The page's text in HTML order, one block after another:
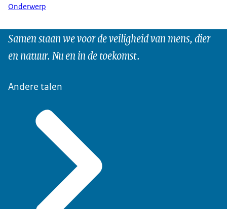
Onderwerp
Samen staan we voor de veiligheid van mens, dier
en natuur. Nu en in de toekomst.
Andere talen